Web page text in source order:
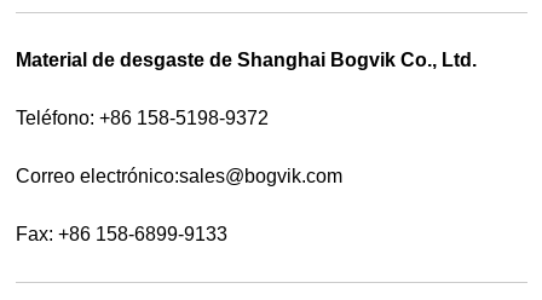
Material de desgaste de Shanghai Bogvik Co., Ltd.
Teléfono: +86 158-5198-9372
Correo electrónico:sales@bogvik.com
Fax: +86 158-6899-9133